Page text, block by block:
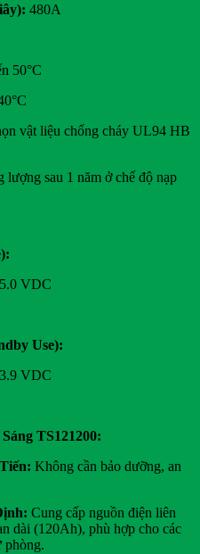
480A
50°C
vật liệu chống cháy UL94 HB
lượng sau 1 năm ở chế độ nạp
VDC
Use):
VDC
TS121200:
Không cần bảo dưỡng, an
Cung cấp nguồn điện liên
dài (120Ah), phù hợp cho các
phòng.